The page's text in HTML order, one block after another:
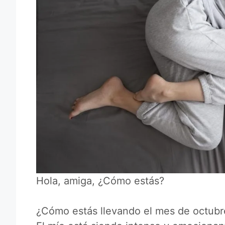
Hola, amiga, ¿Cómo estás?
¿Cómo estás llevando el mes de